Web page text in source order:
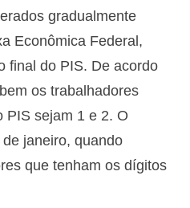
gradualmente
Econômica Federal,
final do PIS. De acordo
os trabalhadores
PIS sejam 1 e 2. O
janeiro, quando
que tenham os dígitos